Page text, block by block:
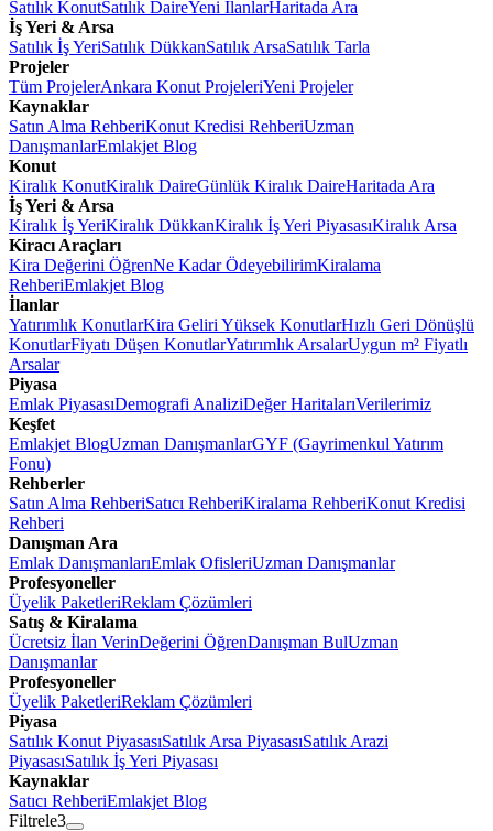
Satılık KonutSatılık DaireYeni İlanlarHaritada Ara
İş Yeri & Arsa
Satılık İş YeriSatılık DükkanSatılık ArsaSatılık Tarla
Projeler
Tüm ProjelerAnkara Konut ProjeleriYeni Projeler
Kaynaklar
Satın Alma RehberiKonut Kredisi RehberiUzman
DanışmanlarEmlakjet Blog
Konut
Kiralık KonutKiralık DaireGünlük Kiralık DaireHaritada Ara
İş Yeri & Arsa
Kiralık İş YeriKiralık DükkanKiralık İş Yeri PiyasasıKiralık Arsa
Kiracı Araçları
Kira Değerini ÖğrenNe Kadar ÖdeyebilirimKiralama
RehberiEmlakjet Blog
İlanlar
Yatırımlık KonutlarKira Geliri Yüksek KonutlarHızlı Geri Dönüşlü
KonutlarFiyatı Düşen KonutlarYatırımlık ArsalarUygun m² Fiyatlı
Arsalar
Piyasa
Emlak PiyasasıDemografi AnaliziDeğer HaritalarıVerilerimiz
Keşfet
Emlakjet BlogUzman DanışmanlarGYF (Gayrimenkul Yatırım
Fonu)
Rehberler
Satın Alma RehberiSatıcı RehberiKiralama RehberiKonut Kredisi
Rehberi
Danışman Ara
Emlak DanışmanlarıEmlak OfisleriUzman Danışmanlar
Profesyoneller
Üyelik PaketleriReklam Çözümleri
Satış & Kiralama
Ücretsiz İlan VerinDeğerini ÖğrenDanışman BulUzman
Danışmanlar
Profesyoneller
Üyelik PaketleriReklam Çözümleri
Piyasa
Satılık Konut PiyasasıSatılık Arsa PiyasasıSatılık Arazi
PiyasasıSatılık İş Yeri Piyasası
Kaynaklar
Satıcı RehberiEmlakjet Blog
Filtrele3